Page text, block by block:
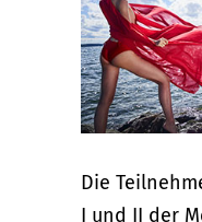
Die
I und II der